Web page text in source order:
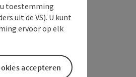
toestemming
uit de VS). U kunt
ervoor op elk
accepteren